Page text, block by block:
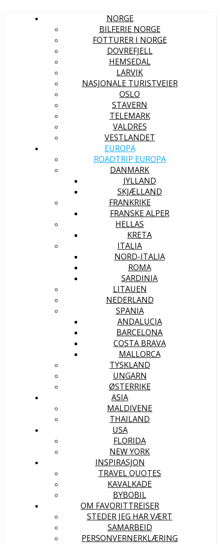
NORGE
BILFERIE NORGE
FOTTURER I NORGE
DOVREFJELL
HEMSEDAL
LARVIK
NASJONALE TURISTVEIER
OSLO
STAVERN
TELEMARK
VALDRES
VESTLANDET
EUROPA
ROADTRIP EUROPA
DANMARK
JYLLAND
SKJÆLLAND
FRANKRIKE
FRANSKE ALPER
HELLAS
KRETA
ITALIA
NORD-ITALIA
ROMA
SARDINIA
LITAUEN
NEDERLAND
SPANIA
ANDALUCIA
BARCELONA
COSTA BRAVA
MALLORCA
TYSKLAND
UNGARN
ØSTERRIKE
ASIA
MALDIVENE
THAILAND
USA
FLORIDA
NEW YORK
INSPIRASJON
TRAVEL QUOTES
KAVALKADE
BYBOBIL
OM FAVORITTREISER
STEDER JEG HAR VÆRT
SAMARBEID
PERSONVERNERKLÆRING